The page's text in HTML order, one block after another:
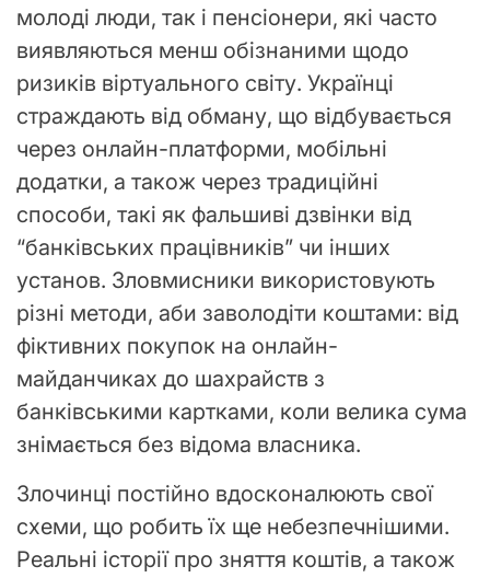
молоді люди, так і пенсіонери, які часто
виявляються менш обізнаними щодо
ризиків віртуального світу. Українці
страждають від обману, що відбувається
через онлайн-платформи, мобільні
додатки, а також через традиційні
способи, такі як фальшиві дзвінки від
“банківських працівників” чи інших
установ. Зловмисники використовують
різні методи, аби заволодіти коштами: від
фіктивних покупок на онлайн-
майданчиках до шахрайств з
банківськими картками, коли велика сума
знімається без відома власника.
Злочинці постійно вдосконалюють свої
схеми, що робить їх ще небезпечнішими.
Реальні історії про зняття коштів, а також